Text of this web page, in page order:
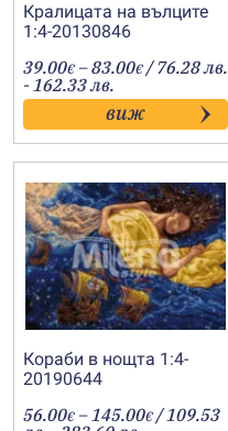
Кралицата на вълците
1:4-20130846
39.00€ –83.00€Price
range:
39.00€
through
83.00€
/ 76.28 лв.
- 162.33 лв.
виж
Кораби в нощта 1:4-
20190644
56.00€ –145.00€Price
/ 109.53